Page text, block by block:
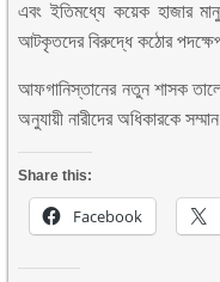
এবং ইতিমধ্যে কয়েক হাজার
আটকৃতদের বিরুদ্ধে কঠোর
আফগানিস্তানের নতুন শাসক
অনুযায়ী নারীদের অধিকারকে
Share this:
Facebook